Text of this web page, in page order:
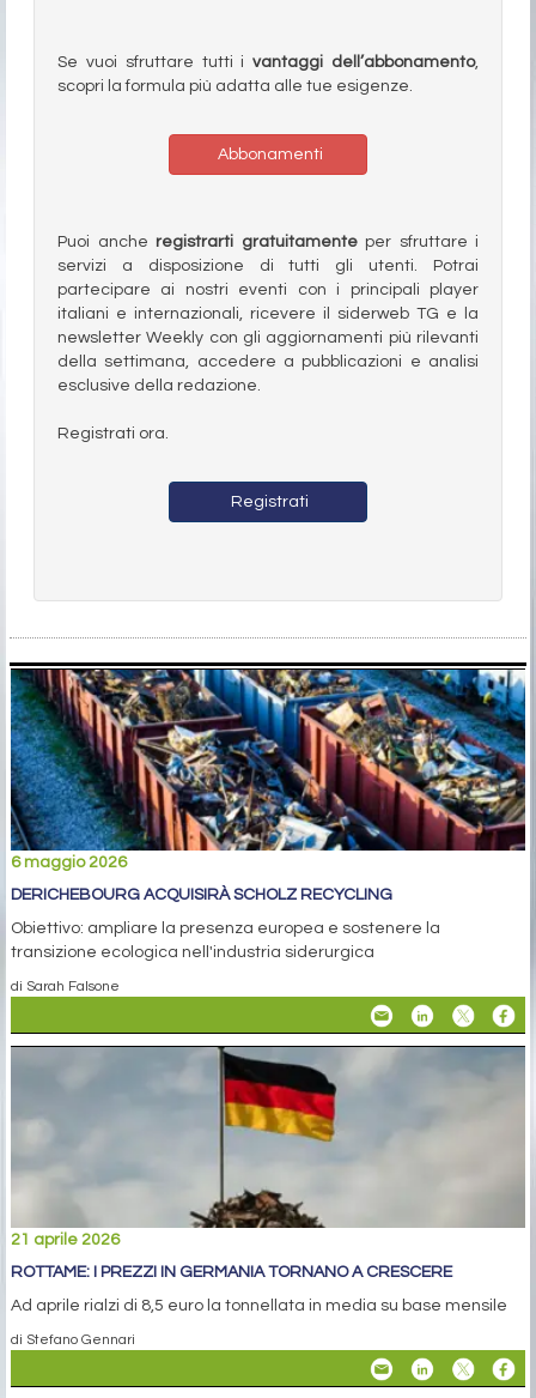
Se vuoi sfruttare tutti ivantaggi dell’abbonamento,
scopri la formula più adatta alle tue esigenze.
Abbonamenti
Puoi anche registrarti gratuitamenteper sfruttare i
servizi a disposizione di tutti gli utenti. Potrai
partecipare ai nostri eventi con i principali player
italiani e internazionali, ricevere il siderweb TG e la
newsletter Weekly con gli aggiornamenti più rilevanti
della settimana, accedere a pubblicazioni e analisi
esclusive della redazione.
Registrati ora.
Registrati
6 maggio 2026
DERICHEBOURG ACQUISIRÀ SCHOLZ RECYCLING
Obiettivo: ampliare la presenza europea e sostenere la
transizione ecologica nell'industria siderurgica
di Sarah Falsone
21 aprile 2026
ROTTAME: I PREZZI IN GERMANIA TORNANO A CRESCERE
Ad aprile rialzi di 8,5 euro la tonnellata in media su base mensile
di Stefano Gennari